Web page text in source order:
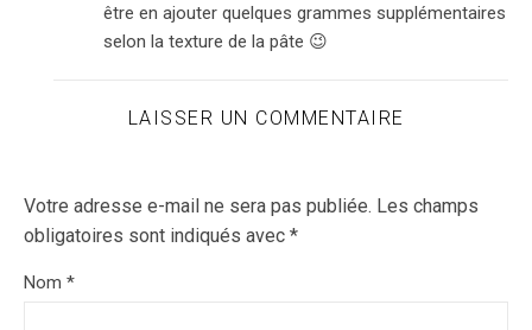
être en ajouter quelques grammes supplémentaires
selon la texture de la pâte 😉
LAISSER UN COMMENTAIRE
Votre adresse e-mail ne sera pas publiée. Les champs
obligatoires sont indiqués avec *
Nom *